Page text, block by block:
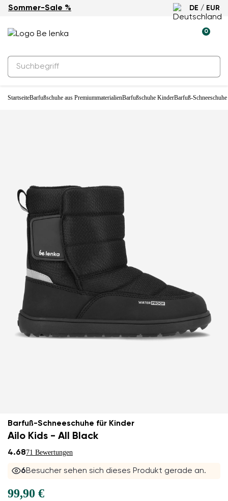
Sommer-Sale % DE / EUR
0
StartseiteBarfußschuhe aus PremiummaterialienBarfußschuhe KinderBarfuß-
Wasserdicht
Barfuß-Schneeschuhe für Kinder
Ailo Kids - All Black
4.6871 Bewertungen
6Besucher sehen sich dieses Produkt gerade an.
99,90 €